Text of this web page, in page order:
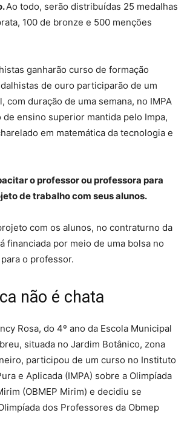
Ao todo, serão distribuídas 25 medalhas
100 de bronze e 500 menções
ganharão curso de formação
de ouro participarão de um
com duração de uma semana, no IMPA
ensino superior mantida pelo Impa,
em matemática da tecnologia e
o professor ou professora para
de trabalho com seus alunos.
com os alunos, no contraturno da
financiada por meio de uma bolsa no
o professor.
não é chata
Rosa, do 4º ano da Escola Municipal
situada no Jardim Botânico, zona
participou de um curso no Instituto
e Aplicada (IMPA) sobre a Olimpíada
(OBMEP Mirim) e decidiu se
dos Professores da Obmep